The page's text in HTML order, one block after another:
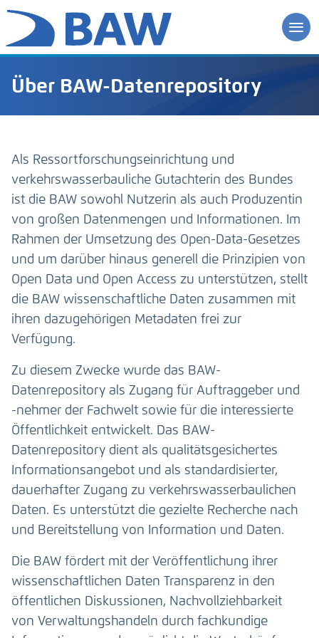
Über BAW-Datenrepository
Als Ressortforschungseinrichtung und
verkehrswasserbauliche Gutachterin des Bundes
ist die BAW sowohl Nutzerin als auch Produzentin
von großen Datenmengen und Informationen. Im
Rahmen der Umsetzung des Open-Data-Gesetzes
und um darüber hinaus generell die Prinzipien von
Open Data und Open Access zu unterstützen, stellt
die BAW wissenschaftliche Daten zusammen mit
ihren dazugehörigen Metadaten frei zur
Verfügung.
Zu diesem Zwecke wurde das BAW-
Datenrepository als Zugang für Auftraggeber und
-nehmer der Fachwelt sowie für die interessierte
Öffentlichkeit entwickelt. Das BAW-
Datenrepository dient als qualitätsgesichertes
Informationsangebot und als standardisierter,
dauerhafter Zugang zu verkehrswasserbaulichen
Daten. Es unterstützt die gezielte Recherche nach
und Bereitstellung von Information und Daten.
Die BAW fördert mit der Veröffentlichung ihrer
wissenschaftlichen Daten Transparenz in den
öffentlichen Diskussionen, Nachvollziehbarkeit
von Verwaltungshandeln durch fachkundige